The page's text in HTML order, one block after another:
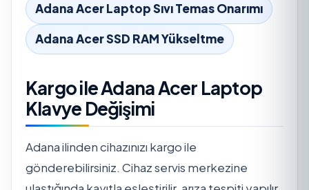
Adana Acer Laptop Sıvı Temas Onarımı
Adana Acer SSD RAM Yükseltme
Kargo ile Adana Acer Laptop
Klavye Değişimi
Adana ilinden cihazınızı kargo ile
gönderebilirsiniz. Cihaz servis merkezine